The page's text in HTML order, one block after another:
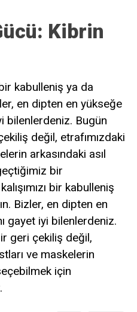
Kibrin
kabulleniş ya da
en dipten en yükseğe
bilenlerdeniz. Bugün
değil, etrafımızdaki
arkasındaki asıl
bir
bir kabulleniş
Bizler, en dipten en
gayet iyi bilenlerdeniz.
geri çekiliş değil,
ve maskelerin
için